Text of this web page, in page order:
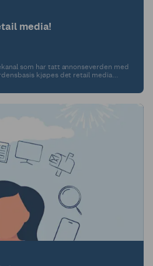
media!
som har tatt annonseverden med
kjøpes det retail media
media markeder.